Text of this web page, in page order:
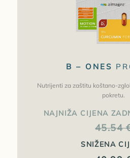
B – ONES
Nutrijenti za zaštitu koštano-
pokretu.
NAJNIŽA CIJENA
45.54
SNIŽENA